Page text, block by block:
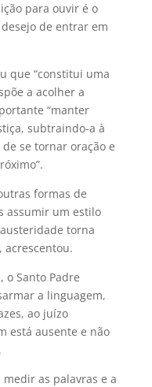
para ouvir é o
de entrar em
que “constitui uma
a acolher a
“manter
subtraindo-a à
se tornar oração e
formas de
assumir um estilo
torna
acrescentou.
o Santo Padre
a linguagem,
ao juízo
está ausente e não
as palavras e a